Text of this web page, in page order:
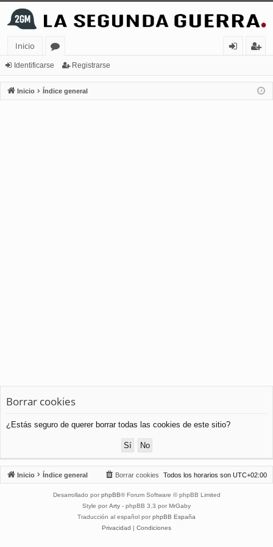
Inicio
or
os
nt
ifi
ist
ra
Identificarse Registrarse
Inicio Índice general
Borrar cookies
¿Estás seguro de querer borrar todas las cookies de este sitio?
Inicio Índice general Todos los horarios son UTC+02:00
Borrar cookies
Desarrollado por phpBB® Forum Software © phpBB Limited
Style por Arty - phpBB 3.3 por MrGaby
Traducción al español por phpBB España
Privacidad | Condiciones